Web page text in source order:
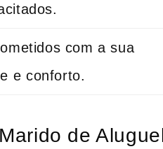
com a sua
⁣e conforto.
de Aluguel